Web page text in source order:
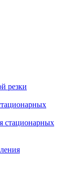
резки
стационарных